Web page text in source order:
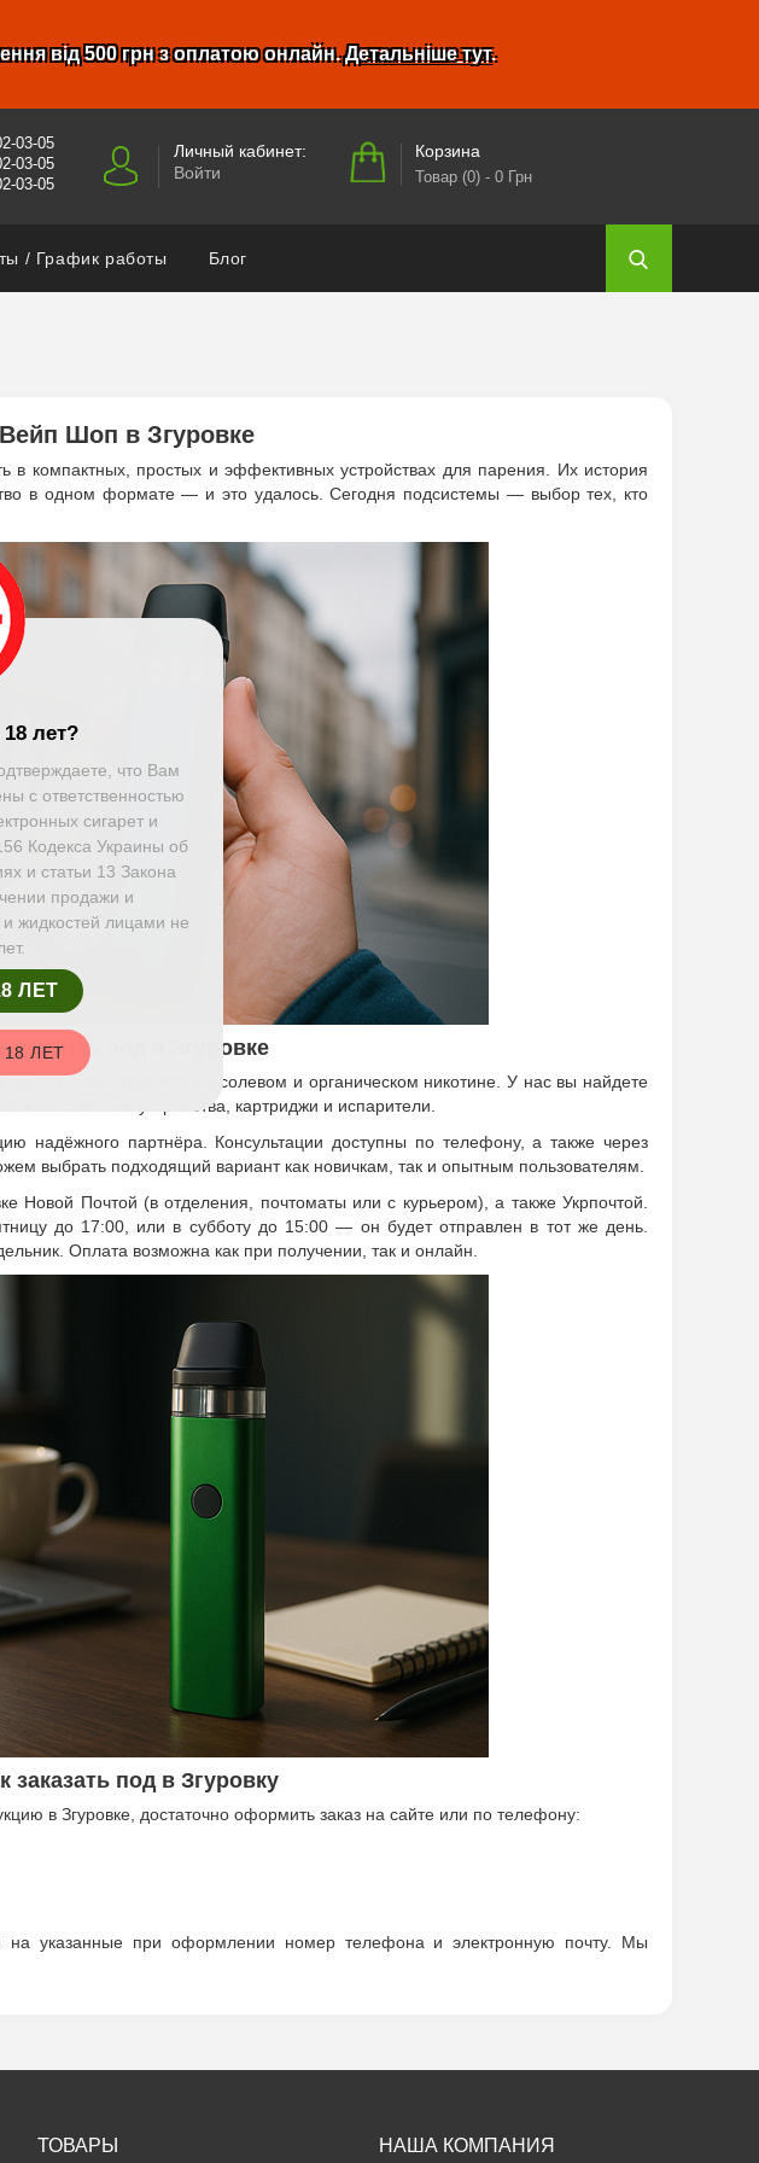
від 500 грн з оплатою онлайн.Детальніше тут.
03-05
03-05
03-05
Личный кабинет:
Войти
Корзина
Товар (0)- 0 Грн
/ График работы Блог
Вейп Шоп в Згуровке
в компактных, простых и эффективных устройствах для парения. Их история
в одном формате — и это удалось. Сегодня подсистемы — выбор тех, кто
купить под в Згуровке
а также жидкости на солевом и органическом никотине. У нас вы найдете
качественные устройства, картриджи и испарители.
надёжного партнёра. Консультации доступны по телефону, а также через
выбрать подходящий вариант как новичкам, так и опытным пользователям.
Новой Почтой (в отделения, почтоматы или с курьером), а также Укрпочтой.
до 17:00, или в субботу до 15:00 — он будет отправлен в тот же день.
Оплата возможна как при получении, так и онлайн.
заказать под в Згуровку
в Згуровке, достаточно оформить заказ на сайте или по телефону:
на указанные при оформлении номер телефона и электронную почту. Мы
ТОВАРЫ НАША КОМПАНИЯ
лет?
что Вам
с ответственностью
сигарет и
Кодекса Украины об
и статьи 13 Закона
продажи и
и жидкостей лицами не
ЛЕТ
ЛЕТ